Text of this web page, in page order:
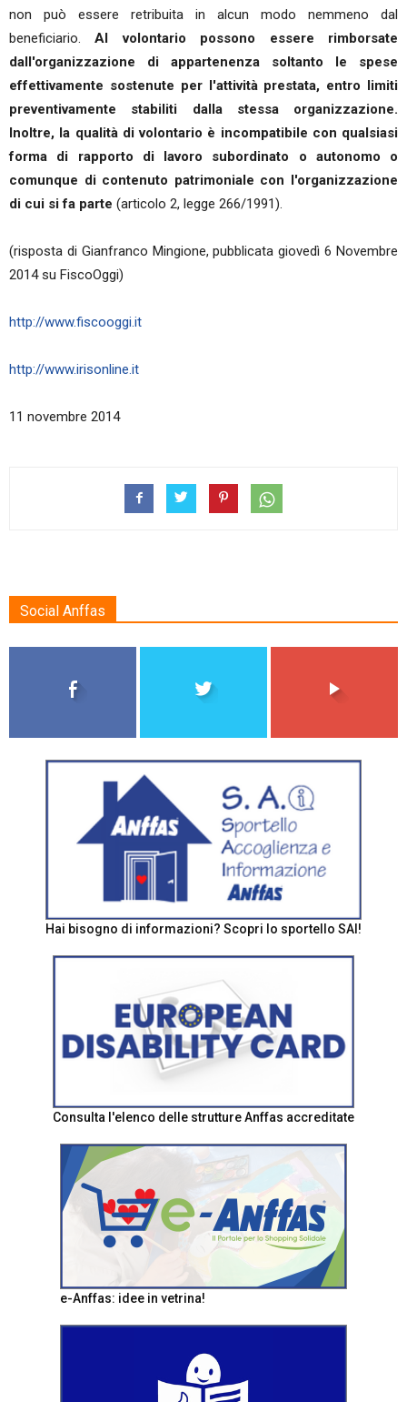
non può essere retribuita in alcun modo nemmeno dal
beneficiario.Al volontario possono essere rimborsate
dall'organizzazione di appartenenza soltanto le spese
effettivamente sostenute per l'attività prestata, entro limiti
preventivamente stabiliti dalla stessa organizzazione.
Inoltre, la qualità di volontario è incompatibile con qualsiasi
forma di rapporto di lavoro subordinato o autonomo o
comunque di contenuto patrimoniale con l'organizzazione
di cui si fa parte (articolo 2, legge 266/1991).
(risposta di Gianfranco Mingione, pubblicata giovedì 6 Novembre
2014 su FiscoOggi)
http://www.fiscooggi.it
http://www.irisonline.it
11 novembre 2014
Social Anffas
Hai bisogno di informazioni? Scopri lo sportello SAI!
Consulta l'elenco delle strutture Anffas accreditate
e-Anffas: idee in vetrina!